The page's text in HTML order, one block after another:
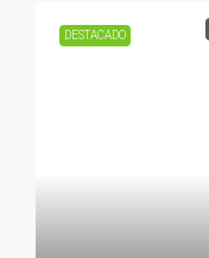
DESTACADO